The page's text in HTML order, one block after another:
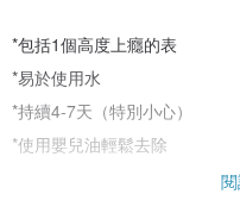
*包括1個高度上癮的表
*易於使用水
*持續4-7天（特別小心）
*使用嬰兒油輕鬆去除